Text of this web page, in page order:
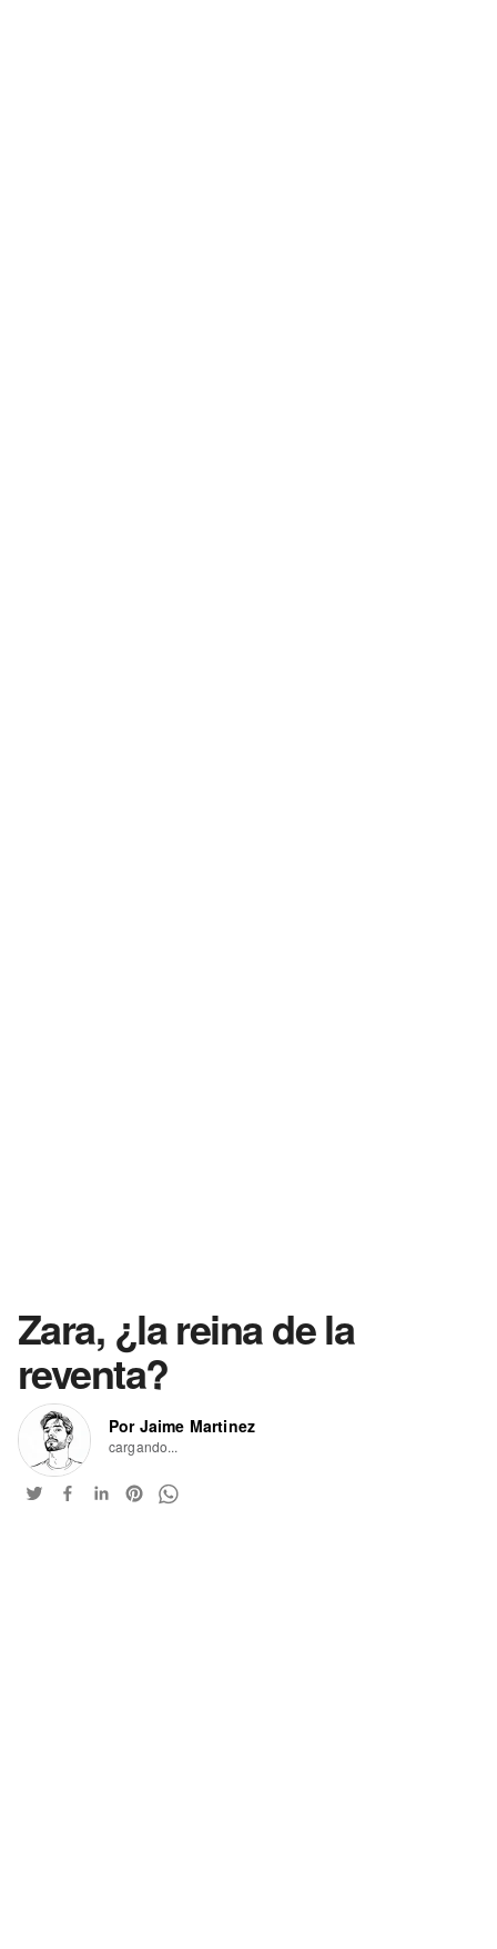
Zara, ¿la reina de la
reventa?
Por Jaime Martinez
cargando...